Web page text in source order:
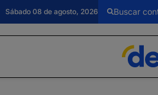
Sábado 08 de agosto, 2026